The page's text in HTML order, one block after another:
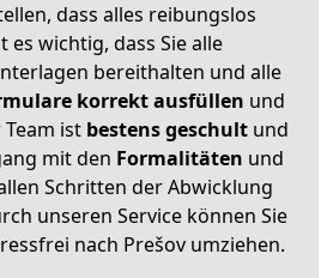
dass alles reibungslos
es wichtig, dass Sie alle
bereithalten und alle
korrekt ausfüllen und
ist bestens geschult und
mit den Formalitäten und
Schritten der Abwicklung
unseren Service können Sie
nach Prešov umziehen.